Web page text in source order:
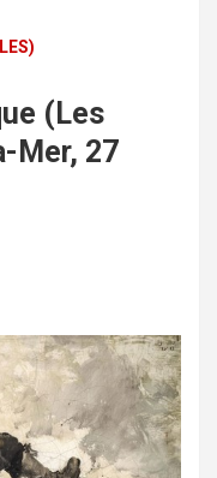
(Les
Mer, 27